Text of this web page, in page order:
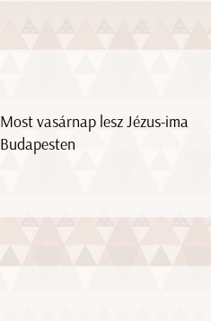
Most vasárnap lesz Jézus-ima
Budapesten